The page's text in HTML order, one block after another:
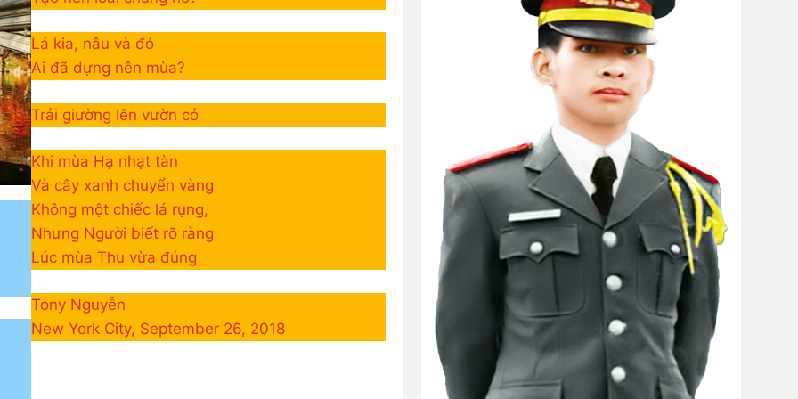
Phân Ưu CSVSQ Cao Văn Lợi K21
2 Years Ago
Nhạc Xuân 2024
2 Years Ago
TÌNH YÊU MÙA XUÂN (Daniel Artemas Harmon)
3 Years Ago
TÌNH BƯỚM TRẮNG
Ago 3 Years Ago
BUỒN SẼ QUA, NÀO EM HÃY CƯỜI TƯƠI! HỎI LÀM QUEN
3 Years Ago
(Rabindranath Tagore)Thông Tin Về ĐH ĐK VB TC 2024
2 Years Ago
CHÚ CHUỘT TRONG TÙ (Lưu Hiểu Ba)
Tagore)Mộng Chiều Xuân
2 Years Ago
LỜI CON KHẨN CẦU (Rabindranath Tagore)
2 Years Ago
CSVSQ Nguyễn Hoài Ân K22
Lễ Phủ Cờ Tr Tướng Nguyễn Vĩnh Nghi K5 Đêm Buồn Tỉnh Lẻ
2 Years Ago
Lá kia, nâu và đỏ
Ai đã dựng nên mùa?
Trải giường lên vườn cỏ
Khi mùa Hạ nhạt tàn
Và cây xanh chuyển vàng
Không một chiếc lá rụng,
Nhưng Người biết rõ ràng
Lúc mùa Thu vừa đúng
Tony Nguyễn
New York City, September 26, 2018